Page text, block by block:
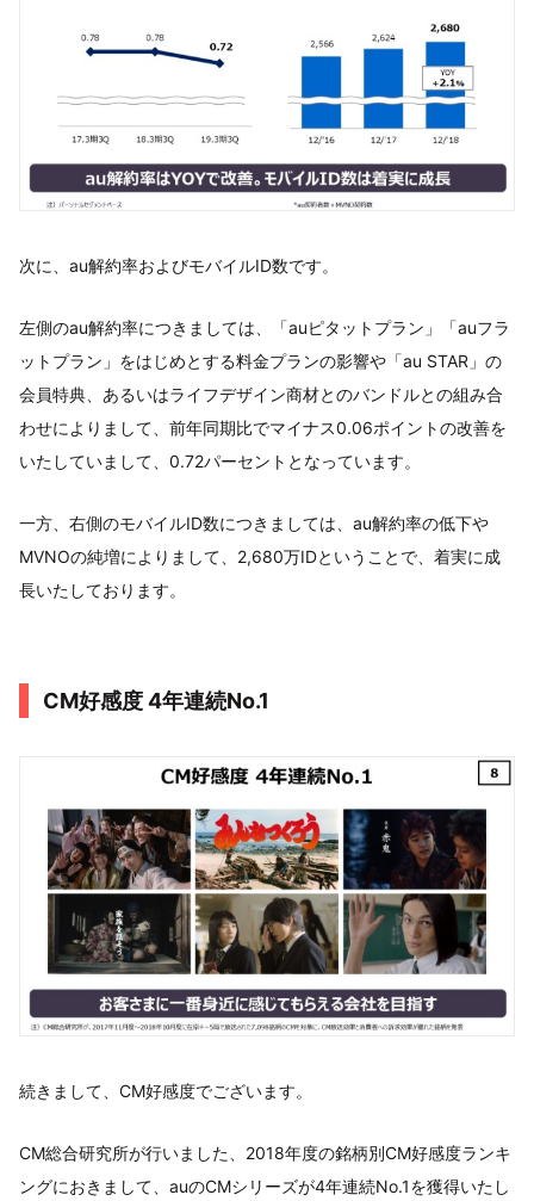
次に、au解約率およびモバイルID数です。
左側のau解約率につきましては、「auピタットプラン」「auフラ
ットプラン」をはじめとする料金プランの影響や「au STAR」の
会員特典、あるいはライフデザイン商材とのバンドルとの組み合
わせによりまして、前年同期比でマイナス0.06ポイントの改善を
いたしていまして、0.72パーセントとなっています。
一方、右側のモバイルID数につきましては、au解約率の低下や
MVNOの純増によりまして、2,680万IDということで、着実に成
長いたしております。
CM好感度 4年連続No.1
続きまして、CM好感度でございます。
CM総合研究所が行いました、2018年度の銘柄別CM好感度ランキ
ングにおきまして、auのCMシリーズが4年連続No.1を獲得いたし